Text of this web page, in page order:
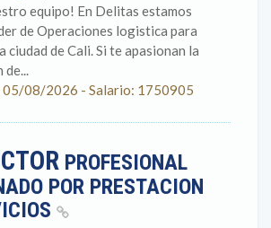
equipo! En Delitas estamos
de Operaciones logistica para
ciudad de Cali. Si te apasionan la
de...
05/08/2026 - Salario: 1750905
PROFESIONAL
POR PRESTACION